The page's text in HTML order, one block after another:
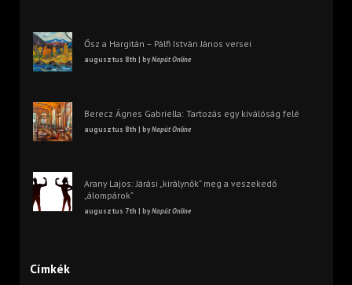
Ősz a Hargitán – Pálfi István János versei
augusztus 8th | byNapút Online
Berecz Ágnes Gabriella: Tartozás egy kiválóság felé
augusztus 8th | byNapút Online
Arany Lajos: Járási „királynők” meg a veszekedő
„álompárok”
augusztus 7th | byNapút Online
Címkék